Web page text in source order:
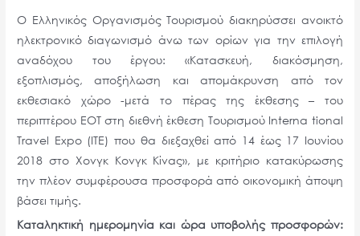
Ο Ελληνικός Οργανισμός Τουρισμού διακηρύσσει ανοικτό
ηλεκτρονικό διαγωνισμό άνω των ορίων για την επιλογή
αναδόχου του έργου: «Κατασκευή, διακόσμηση,
εξοπλισμός, αποξήλωση και απομάκρυνση από τον
εκθεσιακό χώρο -μετά το πέρας της έκθεσης – του
περιπτέρου ΕΟΤ στη διεθνή έκθεση Τουρισμού Interna tional
Travel Expo (ITE) που θα διεξαχθεί από 14 έως 17 Ιουνίου
2018 στο Χονγκ Κονγκ Κίνας», με κριτήριο κατακύρωσης
την πλέον συμφέρουσα προσφορά από οικονομική άποψη
βάσει τιμής.
Καταληκτική ημερομηνία και ώρα υποβολής προσφορών: